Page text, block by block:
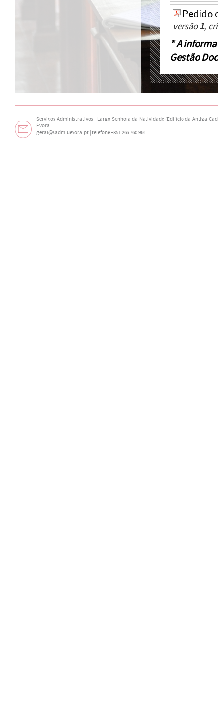
Pedido
versão1,
* A
Gestão
Serviços Administrativos | Largo Senhora da Natividade (Edifício da Antiga
Évora
geral@sadm.uevora.pt | telefone +351 266 760 966